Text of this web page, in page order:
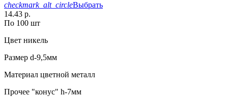
checkmark_alt_circleВыбрать
14.43 р.
По 100 шт
Цвет никель
Размер d-9,5мм
Материал цветной металл
Прочее "конус" h-7мм